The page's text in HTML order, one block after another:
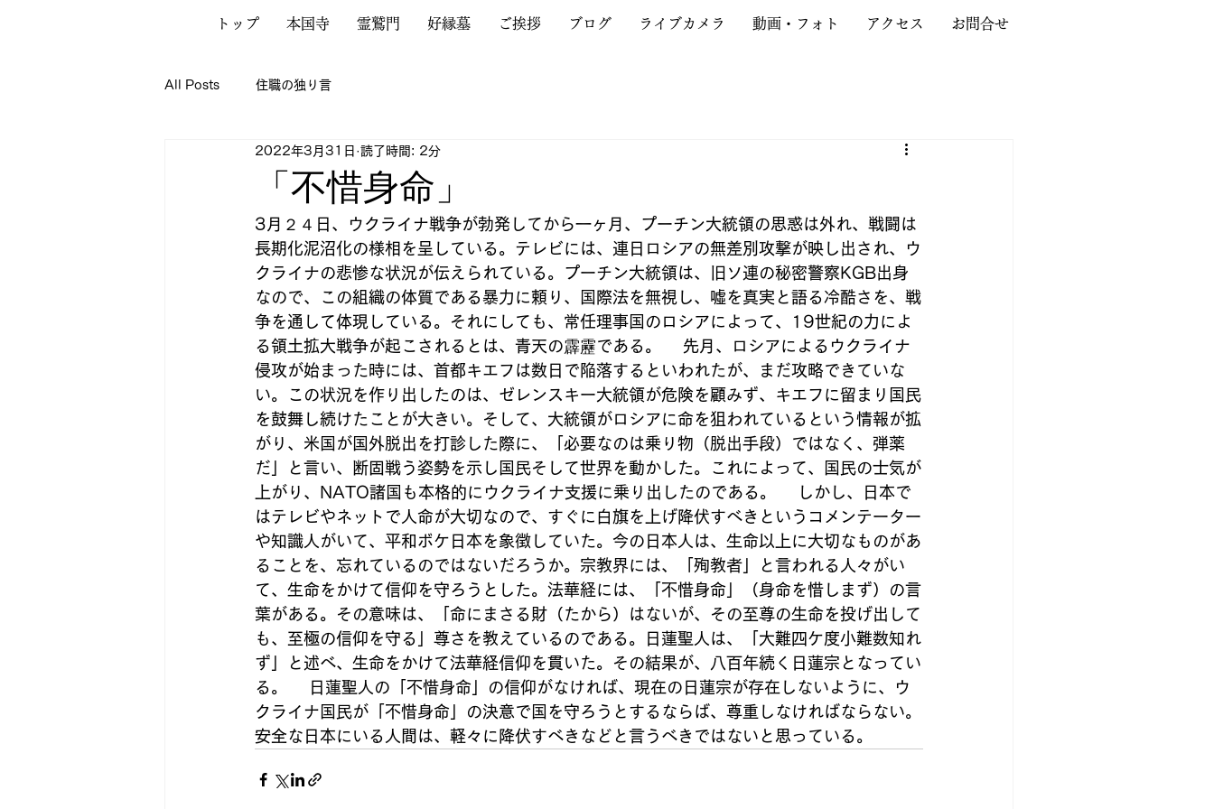
トップ 本国寺 霊鷲門 好縁墓 ご挨拶 ブログ ライブカメラ 動画・フォト アクセス お問合せ
All Posts 住職の独り言
「不惜身命」
2022年3月31日 読了時間: 2分
3月２４日、ウクライナ戦争が勃発してから一ヶ月、プーチン大統領の思惑は外れ、戦闘は
長期化泥沼化の様相を呈している。テレビには、連日ロシアの無差別攻撃が映し出され、ウ
クライナの悲惨な状況が伝えられている。プーチン大統領は、旧ソ連の秘密警察KGB出身
なので、この組織の体質である暴力に頼り、国際法を無視し、噓を真実と語る冷酷さを、戦
争を通して体現している。それにしても、常任理事国のロシアによって、19世紀の力によ
る領土拡大戦争が起こされるとは、青天の霹靂である。 　先月、ロシアによるウクライナ
侵攻が始まった時には、首都キエフは数日で陥落するといわれたが、まだ攻略できていな
い。この状況を作り出したのは、ゼレンスキー大統領が危険を顧みず、キエフに留まり国民
を鼓舞し続けたことが大きい。そして、大統領がロシアに命を狙われているという情報が拡
がり、米国が国外脱出を打診した際に、「必要なのは乗り物（脱出手段）ではなく、弾薬
だ」と言い、断固戦う姿勢を示し国民そして世界を動かした。これによって、国民の士気が
上がり、NATO諸国も本格的にウクライナ支援に乗り出したのである。 　しかし、日本で
はテレビやネットで人命が大切なので、すぐに白旗を上げ降伏すべきというコメンテーター
や知識人がいて、平和ボケ日本を象徴していた。今の日本人は、生命以上に大切なものがあ
ることを、忘れているのではないだろうか。宗教界には、「殉教者」と言われる人々がい
て、生命をかけて信仰を守ろうとした。法華経には、「不惜身命」（身命を惜しまず）の言
葉がある。その意味は、「命にまさる財（たから）はないが、その至尊の生命を投げ出して
も、至極の信仰を守る」尊さを教えているのである。日蓮聖人は、「大難四ケ度小難数知れ
ず」と述べ、生命をかけて法華経信仰を貫いた。その結果が、八百年続く日蓮宗となってい
る。 　日蓮聖人の「不惜身命」の信仰がなければ、現在の日蓮宗が存在しないように、ウ
クライナ国民が「不惜身命」の決意で国を守ろうとするならば、尊重しなければならない。
安全な日本にいる人間は、軽々に降伏すべきなどと言うべきではないと思っている。